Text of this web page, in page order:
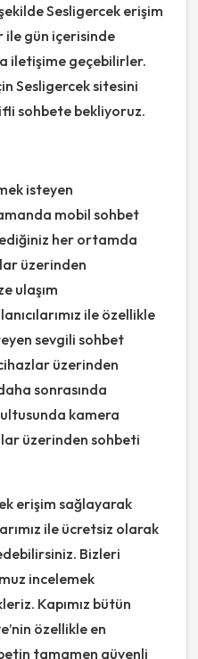
Sesligercek erişim
ile gün içerisinde
iletişime geçebilirler.
Sesligercek sitesini
sohbete bekliyoruz.
isteyen
mobil sohbet
her ortamda
üzerinden
ulaşım
ile özellikle
sevgili sohbet
üzerinden
sonrasında
kamera
üzerinden sohbeti
erişim sağlayarak
ile ücretsiz olarak
Bizleri
incelemek
Kapımız bütün
özellikle en
tamamen güvenli